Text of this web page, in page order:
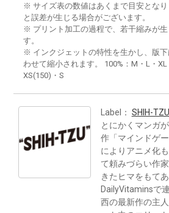
※ サイズ表の数値はあくまで目安とな
と誤差が生じる場合がございます。
※ プリント加工の過程で、若干縮みが生
す。
※ インクジェットの特性を生かし、版
わせて縮小されます。 100%：M・L・XL
XS(150)・S
Label： SHIH-TZU
とにかくマンガ
作「マインドゲ
によりアニメ化
て頼みづらい作
きたヒマをもて
DailyVitaminsで
西の最新作の主